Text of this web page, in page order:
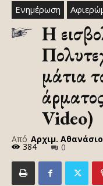
Ενημέρωση
Η
μάτια
Video)
Από Αρχιμ.
384 0